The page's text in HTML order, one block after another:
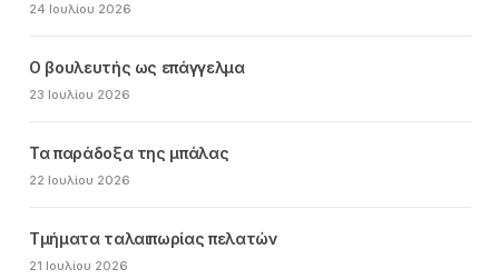
24 Ιουλίου 2026
Ο βουλευτής ως επάγγελμα
23 Ιουλίου 2026
Τα παράδοξα της μπάλας
22 Ιουλίου 2026
Τμήματα ταλαιπωρίας πελατών
21 Ιουλίου 2026